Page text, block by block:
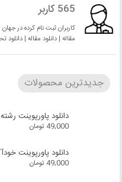
565 کاربر
کاربران ثبت نام کرده در جهان
مقاله | دانلود مقاله | دانلود
جدیدترین محصولات
دانلود پاورپوینت
49,000 تومان
دانلود پاورپوینت
49,000 تومان